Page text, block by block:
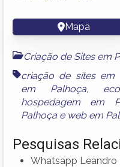
Mapa
Criação de Sites em
criação de sites em
em Palhoça,
hospedagem em
Palhoça e web em
Pesquisas
Whatsapp Leandro